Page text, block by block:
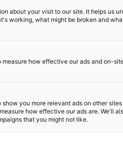
about your visit to our site. It helps us
working, what might be broken and
measure how effective our ads and on-
show you more relevant ads on other
how effective our ads are. We'll
that you might not like.